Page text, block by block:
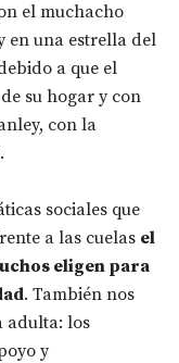
el muchacho
en una estrella del
a que el
su hogar y con
con la
sociales que
a las cuelas el
eligen para
. También nos
adulta: los
y